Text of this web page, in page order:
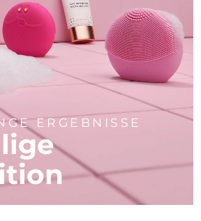
ERGEBNISSE